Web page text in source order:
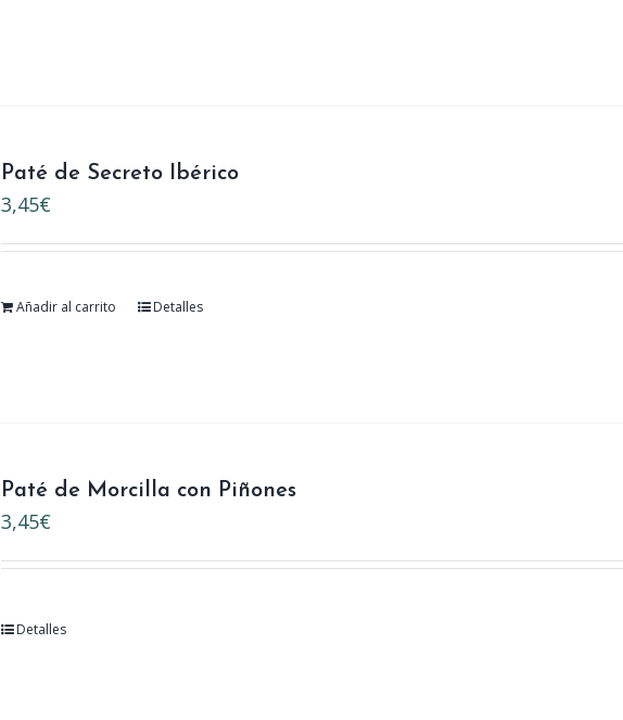
Paté de Secreto Ibérico
3,45€
Añadir al carrito Detalles
Paté de Morcilla con Piñones
3,45€
Detalles